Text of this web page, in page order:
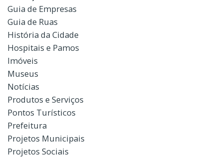
Guia de Empresas
Guia de Ruas
História da Cidade
Hospitais e Pamos
Imóveis
Museus
Notícias
Produtos e Serviços
Pontos Turísticos
Prefeitura
Projetos Municipais
Projetos Sociais